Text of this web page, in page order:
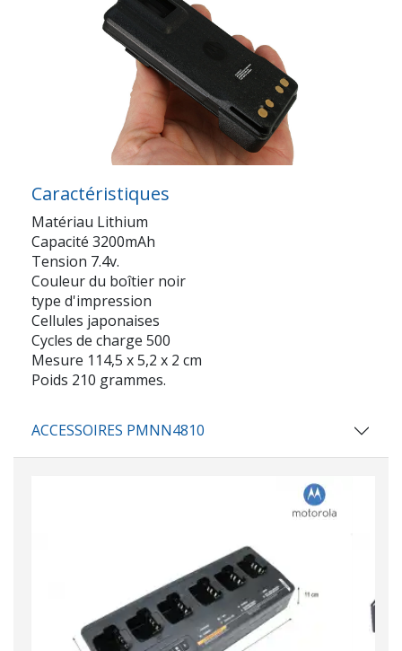
Caractéristiques
Matériau Lithium
Capacité 3200mAh
Tension 7.4v.
Couleur du boîtier noir
type d'impression
Cellules japonaises
Cycles de charge 500
Mesure 114,5 x 5,2 x 2 cm
Poids 210 grammes.
ACCESSOIRES PMNN4810